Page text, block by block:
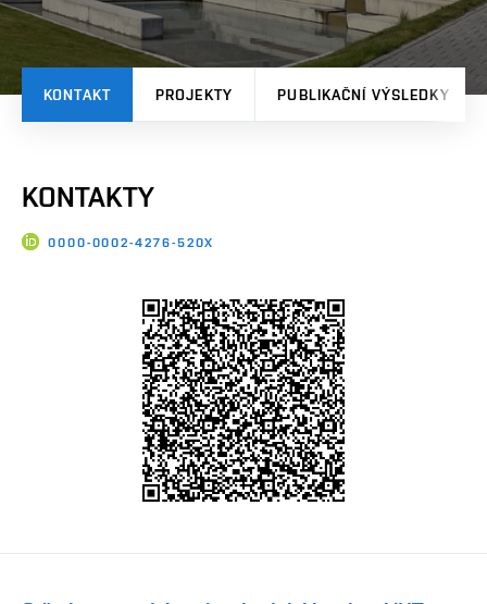
KONTAKT PROJEKTY PUBLIKAČNÍ VÝSLEDKY
KONTAKTY
0000-0002-4276-520X